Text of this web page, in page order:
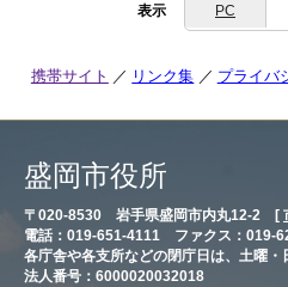
表示 PC
携帯サイト リンク集 プライバ
盛岡市役所
〒020-8530 岩手県盛岡市内丸12-2 [
電話：019-651-4111 ファクス：019-
各庁舎や各支所などの閉庁日は、土曜・
法人番号：6000020032018